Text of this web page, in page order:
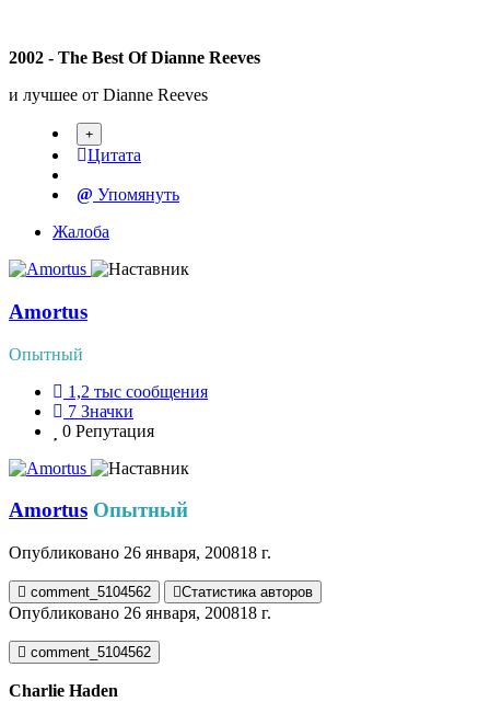
2002 - The Best Of Dianne Reeves
и лучшее от Dianne Reeves
Цитата
Упомянуть
Жалоба
Amortus
Опытный
1,2 тыс сообщения
7 Значки
0 Репутация
Amortus Опытный
Опубликовано 26 января, 200818 г.
comment_5104562 Статистика авторов
Опубликовано 26 января, 200818 г.
comment_5104562
Charlie Haden